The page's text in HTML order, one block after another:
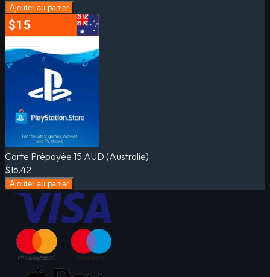
Ajouter au panier
Carte Prépayée 15 AUD (Australie)
$16.42
Ajouter au panier